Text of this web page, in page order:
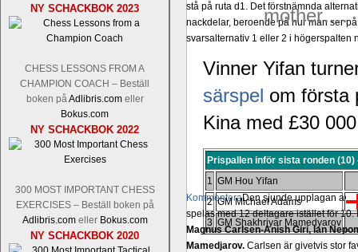
NY SCHACKBOK 2023
CHESS LESSONS FROM A
CHAMPION COACH – Beställ
boken påAdlibris.comeller
Bokus.com
NY SCHACKBOK 2022
300 MOST IMPORTANT CHESS
EXERCISES – Beställ boken på
Adlibris.comeller Bokus.com
NY SCHACKBOK 2020
stå på ruta d1. Det förstnämnda
nackdelar, beroende på hur man ser
svarsalternativ 1 eller 2 i högerspalten
KommenteraDen sjunde upplagan av
spelas med 12 deltagare istället för
Magnus Carlsen-Anish Giri, Ian
Mamedjarov. Carlsen är givetvis stor
mother….
Vinner Yifan
särspel om första
Kina med £30
Prispallen inför sista ronden (10)
1 GM Hou Yifan
2 GM Michael Adams
3 GM Shakhriyar Mamedyarov